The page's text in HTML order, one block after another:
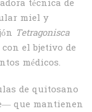
técnica de
miel y
Tetragonisca
el bjetivo de
médicos.
de quitosano
que mantienen